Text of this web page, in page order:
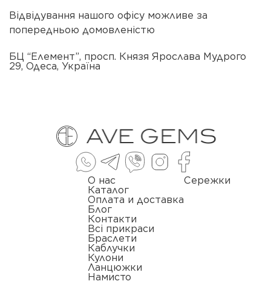
Відвідування нашого офісу можливе за
попередньою домовленістю
БЦ “Елемент”, просп. Князя Ярослава Мудрого
29, Одеса, Україна
О нас
Каталог
Оплата и доставка
Блог
Контакти
Всі прикраси
Браслети
Каблучки
Кулони
Ланцюжки
Намисто
Сережки